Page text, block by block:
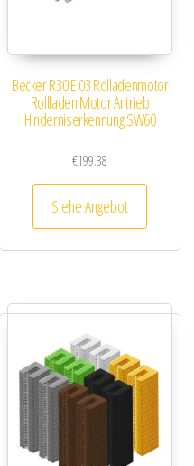
Becker R30 E 03 Rolladenmotor
Rollladen Motor Antrieb
Hinderniserkennung SW60
€199.38
Siehe Angebot